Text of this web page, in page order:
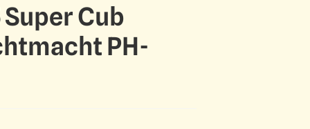
Super Cub
PH-